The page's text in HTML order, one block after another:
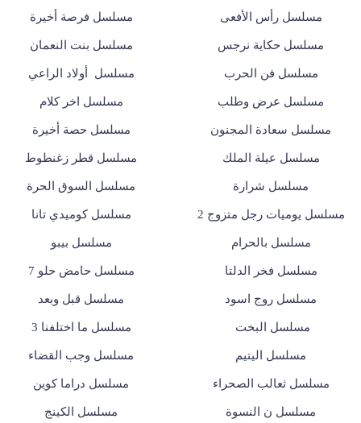
مسلسل رأس الأفعى مسلسل فرصة أخيرة
مسلسل حكاية نرجس مسلسل بنت النعمان
مسلسل فن الحرب مسلسل أولاد الراعي
مسلسل عرض وطلب مسلسل اخر كلام
مسلسل سعادة المجنون مسلسل حصة أخيرة
مسلسل عيلة الملك مسلسل قطر زغنطوط
مسلسل شرارة مسلسل السوق الحرة
مسلسل يوميات رجل متزوج 2 مسلسل كوميدي تانا
مسلسل بالحرام مسلسل بيبو
مسلسل فخر الدلتا مسلسل حامض حلو 7
مسلسل روج اسود مسلسل قبل وبعد
مسلسل البخت مسلسل ما اختلفنا 3
مسلسل اليتيم مسلسل وجب القضاء
مسلسل ثعالب الصحراء مسلسل دراما كوين
مسلسل ن النسوة مسلسل الكينج